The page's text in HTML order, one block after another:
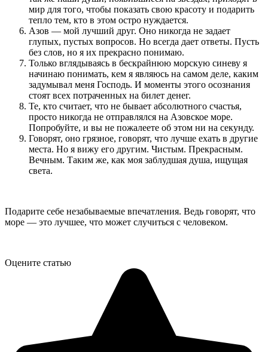
мир для того, чтобы показать свою красоту и подарить
тепло тем, кто в этом остро нуждается.
Азов — мой лучший друг. Оно никогда не задает
глупых, пустых вопросов. Но всегда дает ответы. Пусть
без слов, но я их прекрасно понимаю.
Только вглядываясь в бескрайнюю морскую синеву я
начинаю понимать, кем я являюсь на самом деле, каким
задумывал меня Господь. И моменты этого осознания
стоят всех потраченных на билет денег.
Те, кто считает, что не бывает абсолютного счастья,
просто никогда не отправлялся на Азовское море.
Попробуйте, и вы не пожалеете об этом ни на секунду.
Говорят, оно грязное, говорят, что лучше ехать в другие
места. Но я вижу его другим. Чистым. Прекрасным.
Вечным. Таким же, как моя заблудшая душа, ищущая
света.
Подарите себе незабываемые впечатления. Ведь говорят, что
море — это лучшее, что может случиться с человеком.
Оцените статью